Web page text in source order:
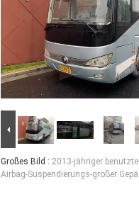
Großes Bild : 2013-jähriger
Airbag-Suspendierungs-großer